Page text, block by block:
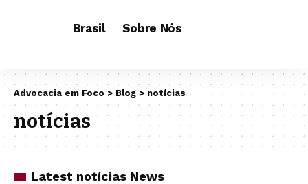
Brasil Sobre Nós
Advocacia em Foco > Blog > notícias
notícias
Latest notícias News